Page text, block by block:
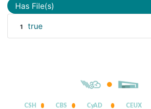
Has File(s)
1 true
CSH CBS CyAD CEUX